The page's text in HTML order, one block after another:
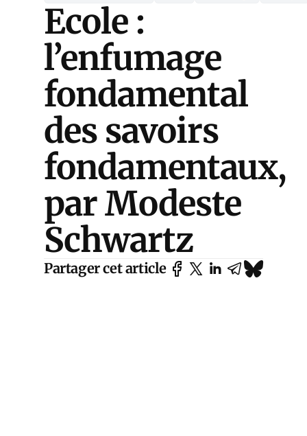
Ecole :
l’enfumage
fondamental
des savoirs
fondamentaux,
par Modeste
Schwartz
Partager cet article